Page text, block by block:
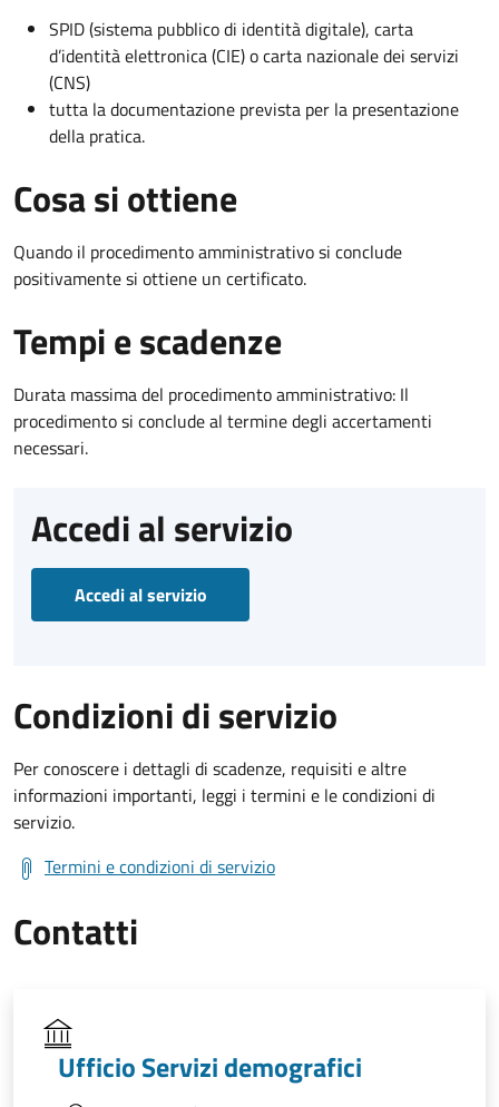
SPID (sistema pubblico di identità digitale), carta
d’identità elettronica (CIE) o carta nazionale dei servizi
(CNS)
tutta la documentazione prevista per la presentazione
della pratica.
Cosa si ottiene
Quando il procedimento amministrativo si conclude
positivamente si ottiene un certificato.
Tempi e scadenze
Durata massima del procedimento amministrativo: Il
procedimento si conclude al termine degli accertamenti
necessari.
Accedi al servizio
Accedi al servizio
Condizioni di servizio
Per conoscere i dettagli di scadenze, requisiti e altre
informazioni importanti, leggi i termini e le condizioni di
servizio.
Termini e condizioni di servizio
Contatti
Ufficio Servizi demografici